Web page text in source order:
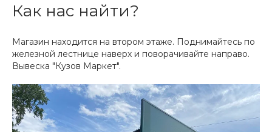
Как нас найти?
Магазин находится на втором этаже. Поднимайтесь по
железной лестнице наверх и поворачивайте направо.
Вывеска "Кузов Маркет".